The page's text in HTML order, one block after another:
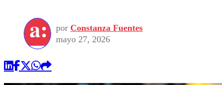
Seleccion Chilena
Torneo Internacional
Universidad de Chile
Economía
Internacional
Sustentabilidad
Publicaciones en medios
Opinión
por Constanza Fuentes
mayo 27, 2026